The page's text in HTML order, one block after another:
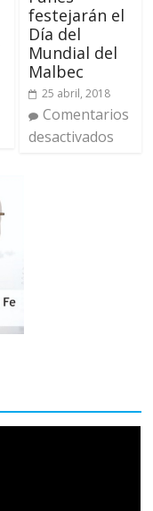
festejarán el
Día del
Mundial del
Malbec
25 abril, 2018
Comentarios
desactivados